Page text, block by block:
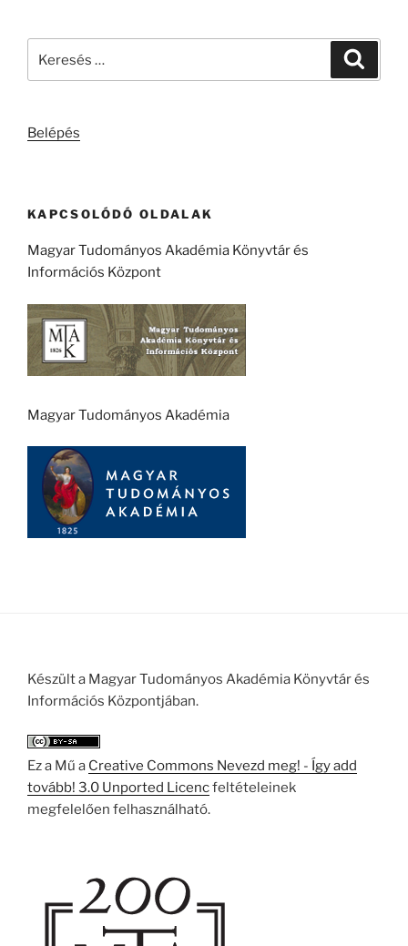
Belépés
KAPCSOLÓDÓ OLDALAK
Magyar Tudományos Akadémia Könyvtár és
Információs Központ
Magyar Tudományos Akadémia
Készült a Magyar Tudományos Akadémia Könyvtár és
Információs Központjában.
Ez a Mű a Creative Commons Nevezd meg! - Így add
tovább! 3.0 Unported Licencfeltételeinek
megfelelően felhasználható.